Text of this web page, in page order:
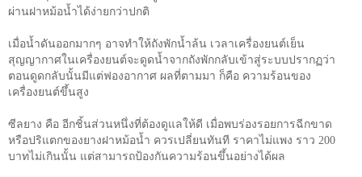
ผ่านฝาหม้อน้ำได้ง่ายกว่าปกติ
เมื่อน้ำดันออกมากๆ อาจทำให้ถังพักน้ำล้น เวลาเครื่องยนต์เย็น
สุญญากาศในเครื่องยนต์จะดูดน้ำจากถังพักกลับเข้าสู่ระบบปรากฏว่า
ตอนดูดกลับนั้นมีแต่ฟองอากาศ ผลที่ตามมา ก็คือ ความร้อนของ
เครื่องยนต์ขึ้นสูง
ซีลยาง คือ อีกชิ้นส่วนหนึ่งที่ต้องดูแลให้ดี เมื่อพบร่องรอยการฉีกขาด
หรือปริแตกของยางฝาหม้อน้ำ ควรเปลี่ยนทันที ราคาไม่แพง ราว 200
บาทไม่เกินนั้น แต่สามารถป้องกันความร้อนขึ้นอย่างได้ผล